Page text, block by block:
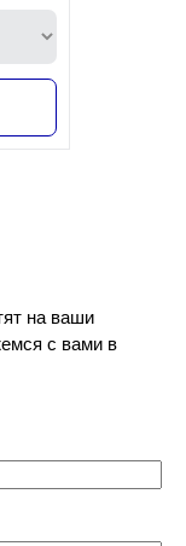
на ваши
с вами в